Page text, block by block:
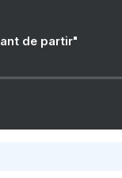
de partir"